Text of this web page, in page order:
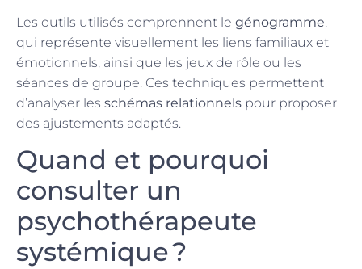
Les outils utilisés comprennent le génogramme,
qui représente visuellement les liens familiaux et
émotionnels, ainsi que les jeux de rôle ou les
séances de groupe. Ces techniques permettent
d’analyser les schémas relationnels pour proposer
des ajustements adaptés.
Quand et pourquoi
consulter un
psychothérapeute
systémique ?